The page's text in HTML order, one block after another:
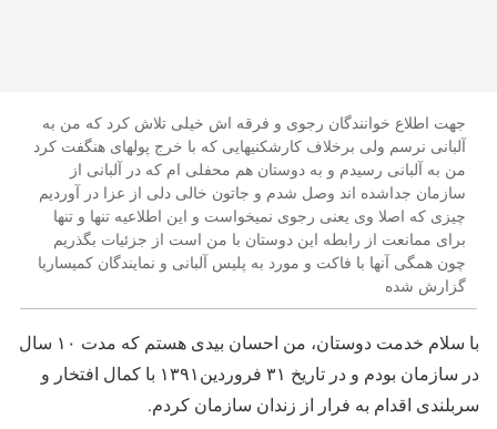
جهت اطلاع خوانندگان رجوی و فرقه اش خیلی تلاش کرد که من به
آلبانی نرسم ولی برخلاف کارشکنیهایی که با خرج پولهای هنگفت کرد
من به آلبانی رسیدم و به دوستان هم محفلی ام که در آلبانی از
سازمان جداشده اند وصل شدم و جاتون خالی دلی از عزا در آوردیم
چیزی که اصلا وی یعنی رجوی نمیخواست و این اطلاعیه تنها و تنها
برای ممانعت از رابطه این دوستان با من است از جزئیات بگذریم
چون همگی آنها با فاکت و مورد به پلیس آلبانی و نمایندگان کمیساریا
گزارش شده
با سلام خدمت دوستان، من احسان بیدی هستم که مدت ۱۰ سال
در سازمان بودم و در تاریخ ۳۱ فروردین۱۳۹۱ با کمال افتخار و
سربلندی اقدام به فرار از زندان سازمان کردم.